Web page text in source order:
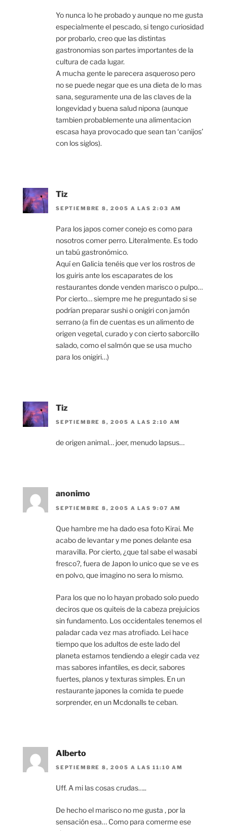
Yo nunca lo he probado y aunque no me gusta
especialmente el pescado, si tengo curiosidad
por probarlo, creo que las distintas
gastronomias son partes importantes de la
cultura de cada lugar.
A mucha gente le parecera asqueroso pero
no se puede negar que es una dieta de lo mas
sana, seguramente una de las claves de la
longevidad y buena salud nipona (aunque
tambien probablemente una alimentacion
escasa haya provocado que sean tan ‘canijos’
con los siglos).
Tiz
SEPTIEMBRE 8, 2005 A LAS 2:03 AM
Para los japos comer conejo es como para
nosotros comer perro. Literalmente. Es todo
un tabú gastronómico.
Aquí en Galicia tenéis que ver los rostros de
los guiris ante los escaparates de los
restaurantes donde venden marisco o pulpo…
Por cierto… siempre me he preguntado si se
podrían preparar sushi o onigiri con jamón
serrano (a fin de cuentas es un alimento de
origen vegetal, curado y con cierto saborcillo
salado, como el salmón que se usa mucho
para los onigiri…)
Tiz
SEPTIEMBRE 8, 2005 A LAS 2:10 AM
de origen animal… joer, menudo lapsus…
anonimo
SEPTIEMBRE 8, 2005 A LAS 9:07 AM
Que hambre me ha dado esa foto Kirai. Me
acabo de levantar y me pones delante esa
maravilla. Por cierto, ¿que tal sabe el wasabi
fresco?, fuera de Japon lo unico que se ve es
en polvo, que imagino no sera lo mismo.
Para los que no lo hayan probado solo puedo
deciros que os quiteis de la cabeza prejuicios
sin fundamento. Los occidentales tenemos el
paladar cada vez mas atrofiado. Lei hace
tiempo que los adultos de este lado del
planeta estamos tendiendo a elegir cada vez
mas sabores infantiles, es decir, sabores
fuertes, planos y texturas simples. En un
restaurante japones la comida te puede
sorprender, en un Mcdonalls te ceban.
Alberto
SEPTIEMBRE 8, 2005 A LAS 11:10 AM
Uff. A mi las cosas crudas…..
De hecho el marisco no me gusta , por la
sensación esa… Como para comerme ese